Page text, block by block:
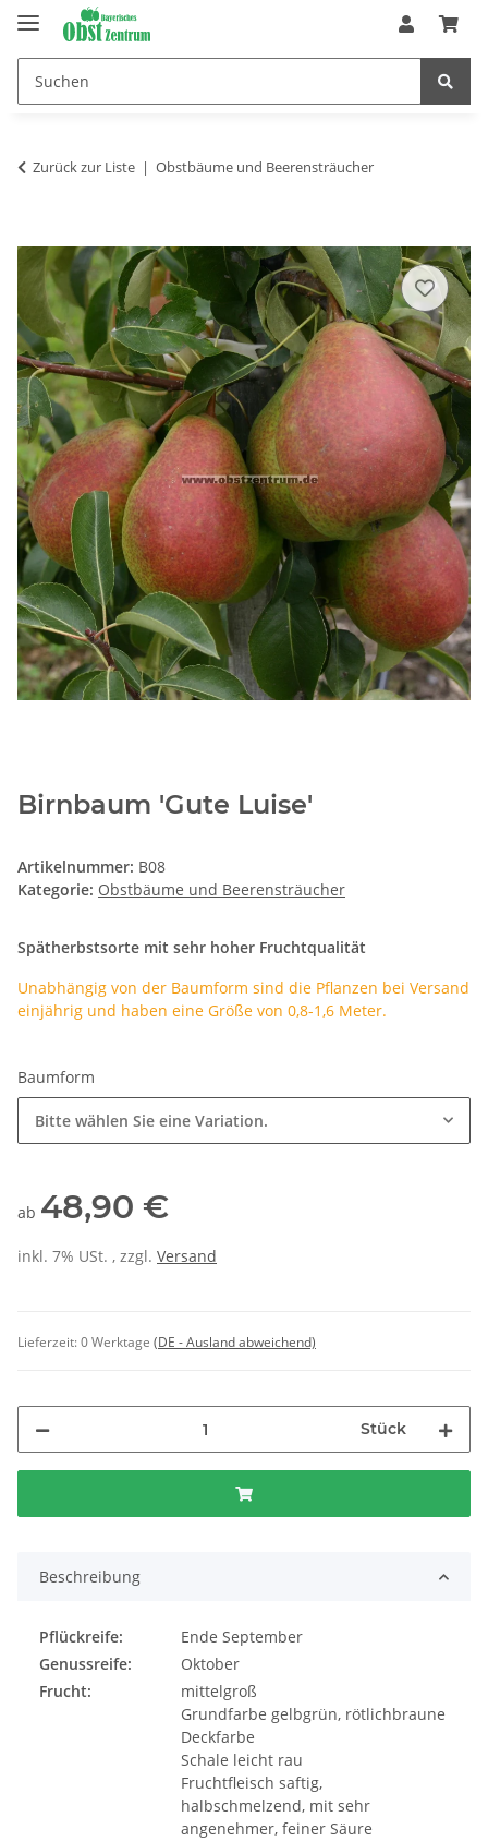
Zurück zur Liste Obstbäume und Beerensträucher
Birnbaum 'Gute Luise'
Artikelnummer: B08
Kategorie: Obstbäume und Beerensträucher
Spätherbstsorte mit sehr hoher Fruchtqualität
Unabhängig von der Baumform sind die Pflanzen bei Versand
einjährig und haben eine Größe von 0,8-1,6 Meter.
Baumform
Bitte wählen Sie eine Variation.
ab 48,90 €
inkl. 7% USt. , zzgl. Versand
Lieferzeit:0 Werktage (DE - Ausland abweichend)
Stück
Beschreibung
Pflückreife:
Ende September
Genussreife:
Oktober
Frucht:
mittelgroß
Grundfarbe gelbgrün, rötlichbraune
Deckfarbe
Schale leicht rau
Fruchtfleisch saftig,
halbschmelzend, mit sehr
angenehmer, feiner Säure